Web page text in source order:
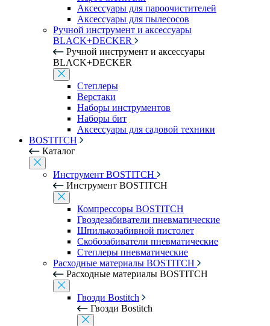
Аксессуары для пароочистителей
Аксессуары для пылесосов
Ручной инструмент и аксессуары
BLACK+DECKER
Ручной инструмент и аксессуары
BLACK+DECKER
Степлеры
Верстаки
Наборы инструментов
Наборы бит
Аксессуары для садовой техники
BOSTITCH
Каталог
Инструмент BOSTITCH
Инструмент BOSTITCH
Компрессоры BOSTITCH
Гвоздезабиватели пневматические
Шпилькозабивной пистолет
Скобозабиватели пневматические
Степлеры пневматические
Расходные материалы BOSTITCH
Расходные материалы BOSTITCH
Гвозди Bostitch
Гвозди Bostitch